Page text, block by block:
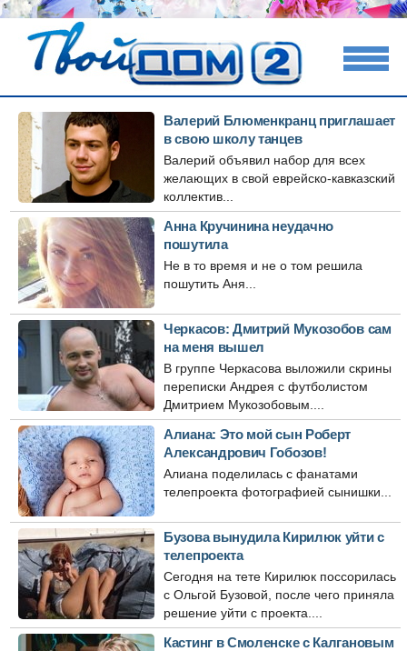
Валерий Блюменкранц приглашает
в свою школу танцев
Валерий объявил набор для всех
желающих в свой еврейско-кавказский
коллектив...
Анна Кручинина неудачно
пошутила
Не в то время и не о том решила
пошутить Аня...
Черкасов: Дмитрий Мукозобов сам
на меня вышел
В группе Черкасова выложили скрины
переписки Андрея с футболистом
Дмитрием Мукозобовым....
Алиана: Это мой сын Роберт
Александрович Гобозов!
Алиана поделилась с фанатами
телепроекта фотографией сынишки...
Бузова вынудила Кирилюк уйти с
телепроекта
Сегодня на тете Кирилюк поссорилась
с Ольгой Бузовой, после чего приняла
решение уйти с проекта....
Кастинг в Смоленске с Калгановым